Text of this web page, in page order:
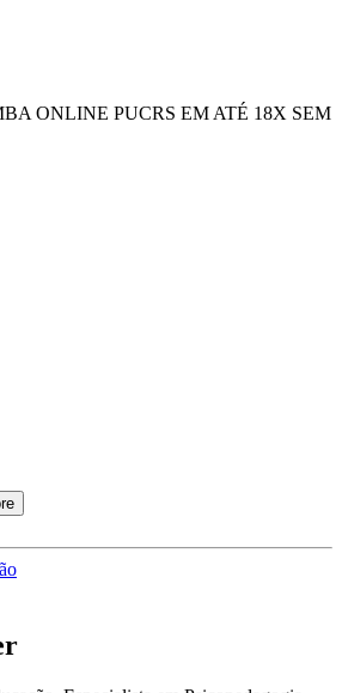
ONLINE PUCRS EM ATÉ 18X SEM